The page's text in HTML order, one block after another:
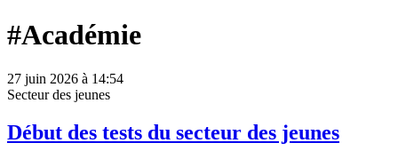
#Académie
27 juin 2026 à 14:54
Secteur des jeunes
Début des tests du secteur des jeunes